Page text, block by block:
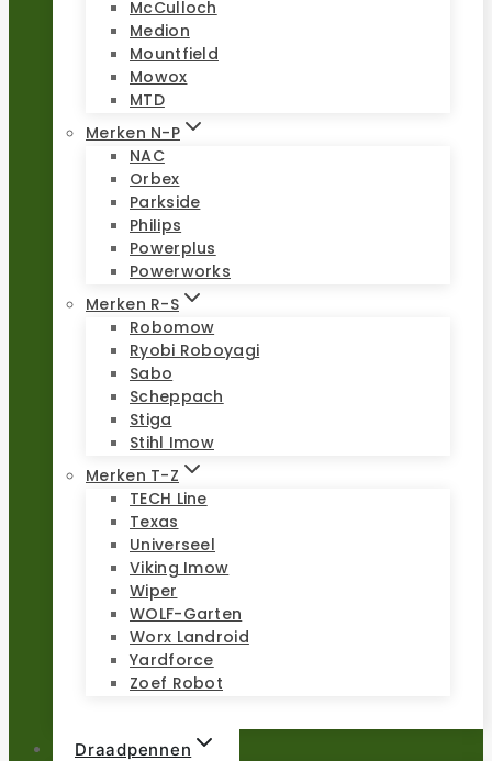
McCulloch
Medion
Mountfield
Mowox
MTD
Merken N-P
NAC
Orbex
Parkside
Philips
Powerplus
Powerworks
Merken R-S
Robomow
Ryobi Roboyagi
Sabo
Scheppach
Stiga
Stihl Imow
Merken T-Z
TECH Line
Texas
Universeel
Viking Imow
Wiper
WOLF-Garten
Worx Landroid
Yardforce
Zoef Robot
Draadpennen